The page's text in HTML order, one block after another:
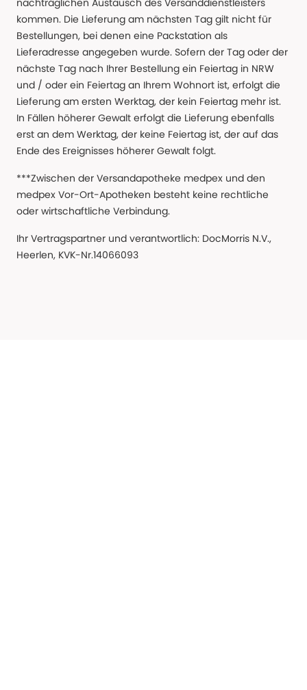
nachträglichen Austausch des Versanddienstleisters
kommen. Die Lieferung am nächsten Tag gilt nicht für
Bestellungen, bei denen eine Packstation als
Lieferadresse angegeben wurde. Sofern der Tag oder der
nächste Tag nach Ihrer Bestellung ein Feiertag in NRW
und / oder ein Feiertag an Ihrem Wohnort ist, erfolgt die
Lieferung am ersten Werktag, der kein Feiertag mehr ist.
In Fällen höherer Gewalt erfolgt die Lieferung ebenfalls
erst an dem Werktag, der keine Feiertag ist, der auf das
Ende des Ereignisses höherer Gewalt folgt.
***Zwischen der Versandapotheke medpex und den
medpex Vor-Ort-Apotheken besteht keine rechtliche
oder wirtschaftliche Verbindung.
Ihr Vertragspartner und verantwortlich: DocMorris N.V.,
Heerlen, KVK-Nr.14066093